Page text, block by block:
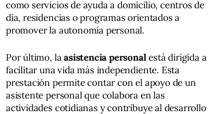
como servicios de ayuda a domicilio, centros de
día, residencias o programas orientados a
promover la autonomía personal.
Por último, laasistencia personalestá dirigida a
facilitar una vida más independiente. Esta
prestación permite contar con el apoyo de un
asistente personal que colabora en las
actividades cotidianas y contribuye al desarrollo